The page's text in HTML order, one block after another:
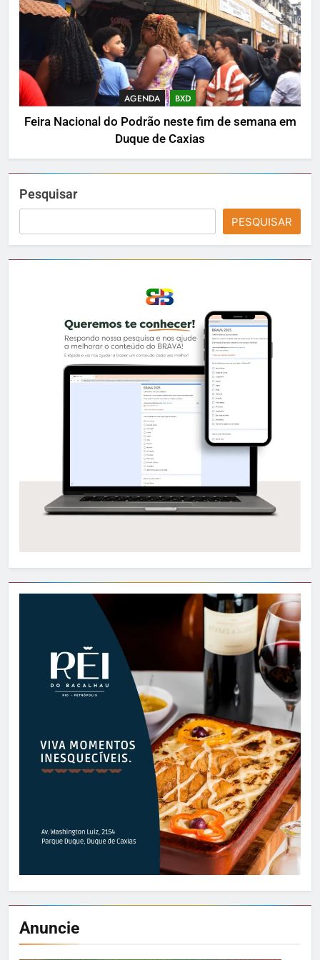
AGENDA BXD
Feira Nacional do Podrão neste fim de semana em
Duque de Caxias
Pesquisar
PESQUISAR
Anuncie